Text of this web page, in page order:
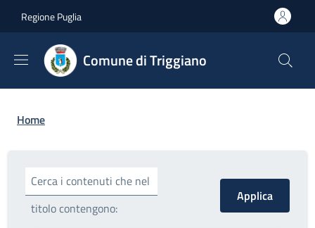
Regione Puglia
Comune di Triggiano
Briciole di pane
Home
Cerca i contenuti che nel
titolo contengono: